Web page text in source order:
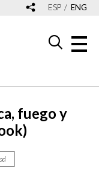
ESP ENG
fuego y